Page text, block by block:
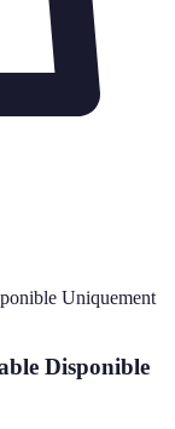
Disponible